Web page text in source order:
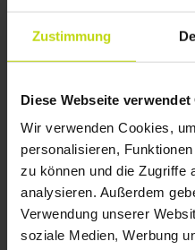
Zustimmung
Diese Webseite verwendet
Wir verwenden Cookies,
personalisieren,
zu können und die Zugriffe
analysieren. Außerdem
Verwendung unserer
soziale Medien, Werbung
Comwell Roskilde
Inkl. 2-Gänge Menü
2x Übernachtungen
2x Frühstücksbuffet
2x 2-Gänge Menü/
2x Kaffee zum
∞ Gratis Parken
Alles sehen, was
Aug p. P.263,-
Gesamt 526,-